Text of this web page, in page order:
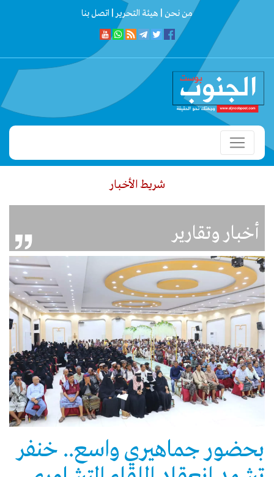
من نحن | هيئة التحرير | اتصل بنا
شريط الأخبار
أخبار وتقارير
بحضور جماهيري واسع.. خنفر